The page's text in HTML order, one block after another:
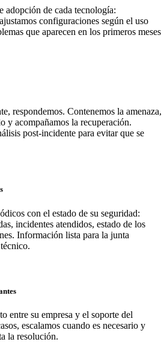
adopción de cada tecnología:
configuraciones según el uso
que aparecen en los primeros meses
respondemos. Contenemos la amenaza,
y acompañamos la recuperación.
post-incidente para evitar que se
con el estado de su seguridad:
incidentes atendidos, estado de los
Información lista para la junta
entre su empresa y el soporte del
escalamos cuando es necesario y
la resolución.